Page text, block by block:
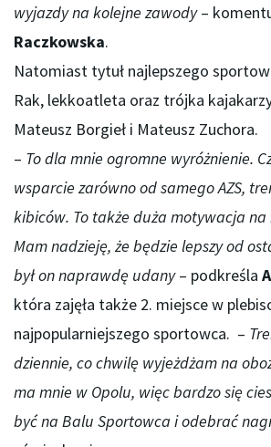
wyjazdy na kolejne zawody–
Raczkowska.
Natomiast tytuł najlepszego
Rak, lekkoatleta oraz trójka
Mateusz Borgieł i Mateusz Zuchora.
– To dla mnie ogromne wyróżnienie.
wsparcie zarówno od samego AZS,
kibiców. To także duża motywacja na
Mam nadzieję, że będzie lepszy od
był on naprawdę udany– podkreśla
która zajęła także 2. miejsce w
najpopularniejszego sportowca. –
dziennie, co chwilę wyjeżdżam na
ma mnie w Opolu, więc bardzo się
być na Balu Sportowca i odebrać